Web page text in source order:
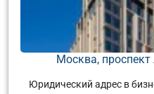
Москва,
Юридический адрес в